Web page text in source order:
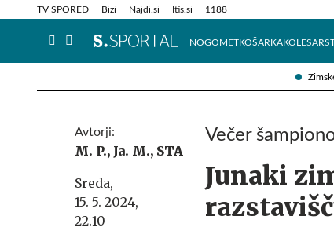
TV SPORED Bizi Najdi.si Itis.si 1188
NOGOMETKOŠARKA
Info in obvestila Tehnik
Avtorji:
M. P., Ja. M., STA
Sreda,
15. 5. 2024,
22.10
Večer
Junaki